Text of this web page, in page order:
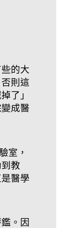
的大
則這
了」
成醫
室，
教
醫學
。因